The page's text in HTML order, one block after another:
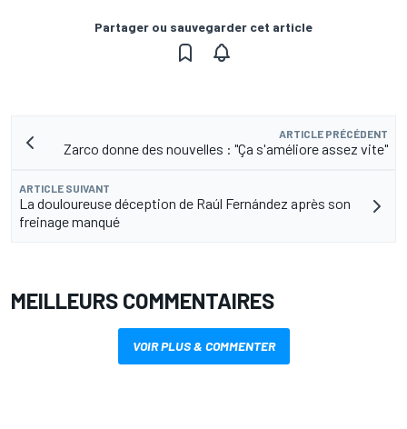
Partager ou sauvegarder cet article
ARTICLE PRÉCÉDENT
Zarco donne des nouvelles : "Ça s'améliore assez vite"
ARTICLE SUIVANT
La douloureuse déception de Raúl Fernández après son
freinage manqué
MEILLEURS COMMENTAIRES
VOIR PLUS & COMMENTER